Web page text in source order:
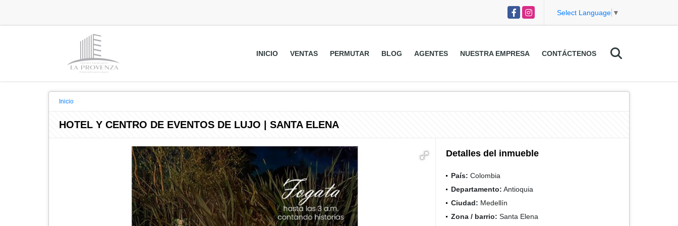
FacebookInstagram Select Language ▼
INICIO VENTAS PERMUTAR BLOG AGENTES NUESTRA EMPRESA CONTÁCTENOS
Inicio
HOTEL Y CENTRO DE EVENTOS DE LUJO | SANTA ELENA
Detalles del inmueble
País: Colombia
Departamento: Antioquia
Ciudad: Medellín
Zona / barrio: Santa Elena